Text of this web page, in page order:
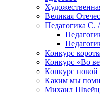
Великая
Педагогика С.
Конкурс
Конкурс «Во
Конкурс новой
Каким мы
Михаил